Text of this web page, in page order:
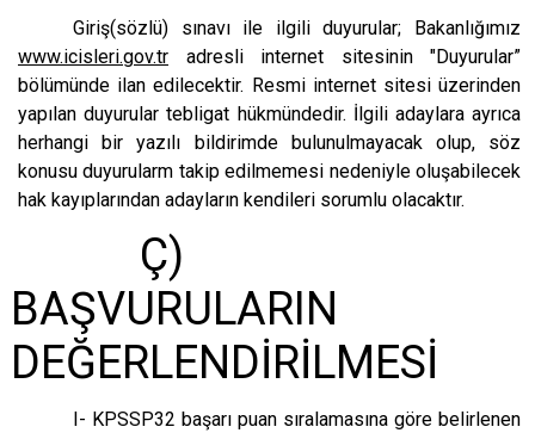
Giriş(sözlü) sınavı ile ilgili duyurular; Bakanlığımız
www.icisleri.gov.tr adresli internet sitesinin "Duyurular”
bölümünde ilan edilecektir. Resmi internet sitesi üzerinden
yapılan duyurular tebligat hükmündedir. İlgili adaylara ayrıca
herhangi bir yazılı bildirimde bulunulmayacak olup, söz
konusu duyurularm takip edilmemesi nedeniyle oluşabilecek
hak kayıplarından adayların kendileri sorumlu olacaktır.
Ç)
BAŞVURULARIN
DEĞERLENDİRİLMESİ
I- KPSSP32 başarı puan sıralamasına göre belirlenen